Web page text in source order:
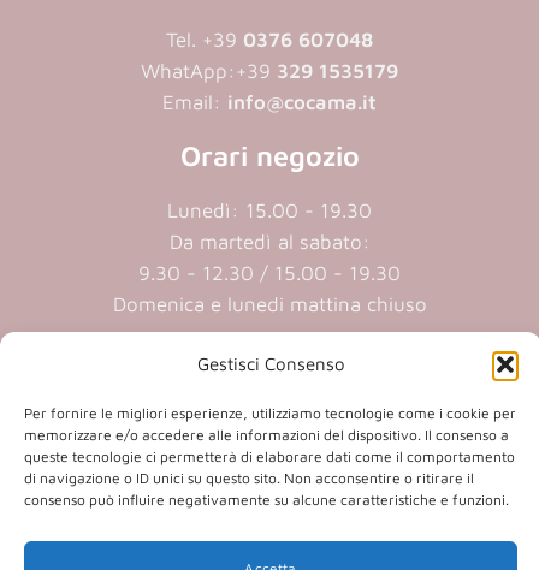
Gestisci Consenso
Per fornire le migliori esperienze, utilizziamo tecnologie come i cookie per
memorizzare e/o accedere alle informazioni del dispositivo. Il consenso a
queste tecnologie ci permetterà di elaborare dati come il comportamento
di navigazione o ID unici su questo sito. Non acconsentire o ritirare il
consenso può influire negativamente su alcune caratteristiche e funzioni.
Tel. +39 0376 607048
WhatApp: +39 329 1535179
Email: info@cocama.it
Orari negozio
Lunedì: 15.00 - 19.30
Da martedì al sabato:
9.30 - 12.30 / 15.00 - 19.30
Domenica e lunedi mattina chiuso
Cookie policy|Privacy policy
P.iva 01409890207 | Reg.Imp. MN
01409890207 | Cap.soc. € 20.800,00 i.v.